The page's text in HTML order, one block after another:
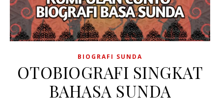
BIOGRAFI SUNDA
OTOBIOGRAFI SINGKAT
BAHASA SUNDA